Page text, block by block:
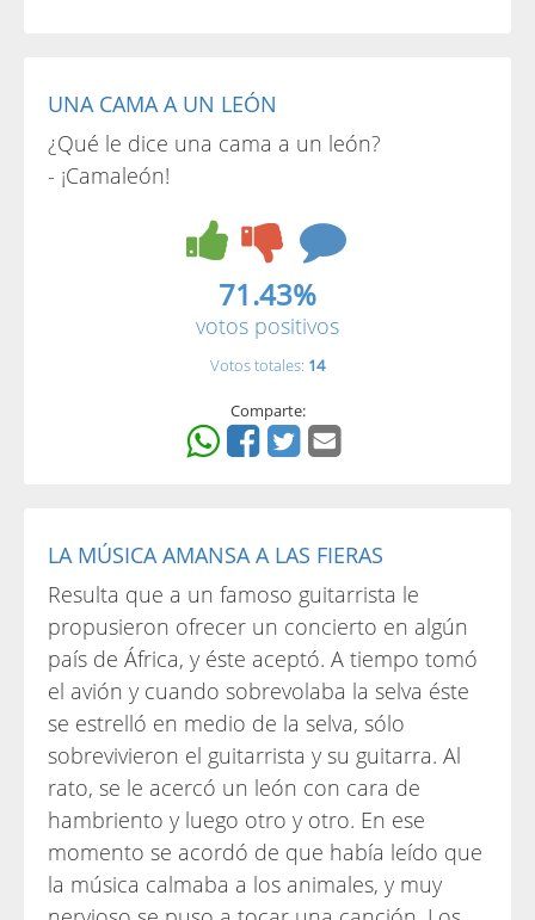
UNA CAMA A UN LEÓN
¿Qué le dice una cama a un león?
- ¡Camaleón!
71.43%
votos positivos
Votos totales: 14
Comparte:
LA MÚSICA AMANSA A LAS FIERAS
Resulta que a un famoso guitarrista le
propusieron ofrecer un concierto en algún
país de África, y éste aceptó. A tiempo tomó
el avión y cuando sobrevolaba la selva éste
se estrelló en medio de la selva, sólo
sobrevivieron el guitarrista y su guitarra. Al
rato, se le acercó un león con cara de
hambriento y luego otro y otro. En ese
momento se acordó de que había leído que
la música calmaba a los animales, y muy